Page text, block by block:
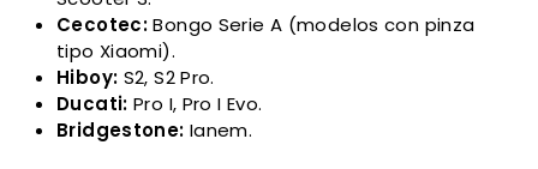
Cecotec:Bongo Serie A (modelos con pinza
tipo Xiaomi).
Hiboy: S2, S2 Pro.
Ducati: Pro I, Pro I Evo.
Bridgestone: Ianem.